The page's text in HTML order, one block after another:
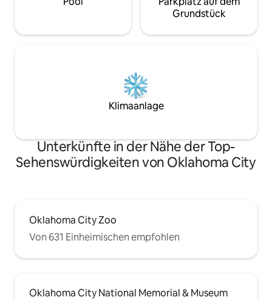
Grundstück
Klimaanlage
Unterkünfte in der Nähe der Top-
Sehenswürdigkeiten von Oklahoma City
Oklahoma City Zoo
Von 631 Einheimischen empfohlen
Oklahoma City National Memorial & Museum